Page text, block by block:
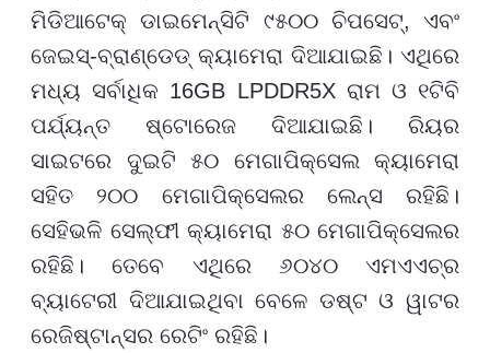
ମିଡିଆଟେକ୍ ଡାଇମେନ୍ସିଟି ୯୫୦୦ ଚିପସେଟ୍, ଏବଂ
ଜେଇସ୍-ବ୍ରାଣ୍ଡେଡ୍ କ୍ୟାମେରା ଦିଆଯାଇଛି। ଏଥିରେ
ମଧ୍ୟ ସର୍ବାଧିକ 16GB LPDDR5X ରାମ ଓ ୧ଟିବି
ପର୍ଯ୍ୟନ୍ତ ଷ୍ଟୋରେଜ ଦିଆଯାଇଛି। ରିୟର
ସାଇଟରେ ଦୁଇଟି ୫୦ ମେଗାପିକ୍ସେଲ କ୍ୟାମେରା
ସହିତ ୨୦୦ ମେଗାପିକ୍ସେଲର ଲେନ୍ସ ରହିଛି।
ସେହିଭଳି ସେଲ୍‌ଫୀ କ୍ୟାମେରା ୫୦ ମେଗାପିକ୍ସେଲର
ରହିଛି। ତେବେ ଏଥିରେ ୬୦୪୦ ଏମଏଏଚ୍‌ର
ବ୍ୟାଟେରୀ ଦିଆଯାଇଥିବା ବେଳେ ଡଷ୍ଟ ଓ ୱାଟର
ରେଜିଷ୍ଟାନ୍ସର ରେଟିଂ ରହିଛି।